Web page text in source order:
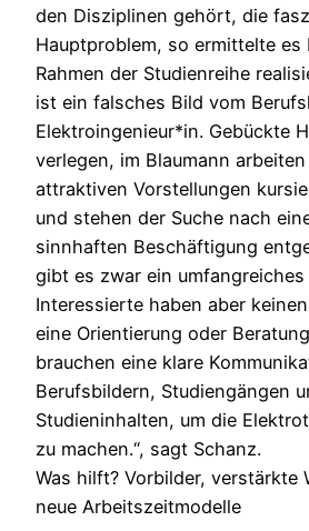
den Disziplinen gehört, die
Hauptproblem, so ermittelte es
Rahmen der Studienreihe
ist ein falsches Bild vom
Elektroingenieur*in. Gebückte
verlegen, im Blaumann
attraktiven Vorstellungen
und stehen der Suche nach
sinnhaften Beschäftigung
gibt es zwar ein
Interessierte haben aber
eine Orientierung oder
brauchen eine klare
Berufsbildern, Studiengängen
Studieninhalten, um die
zu machen.“, sagt Schanz.
Was hilft? Vorbilder, verstärkte
neue Arbeitszeitmodelle